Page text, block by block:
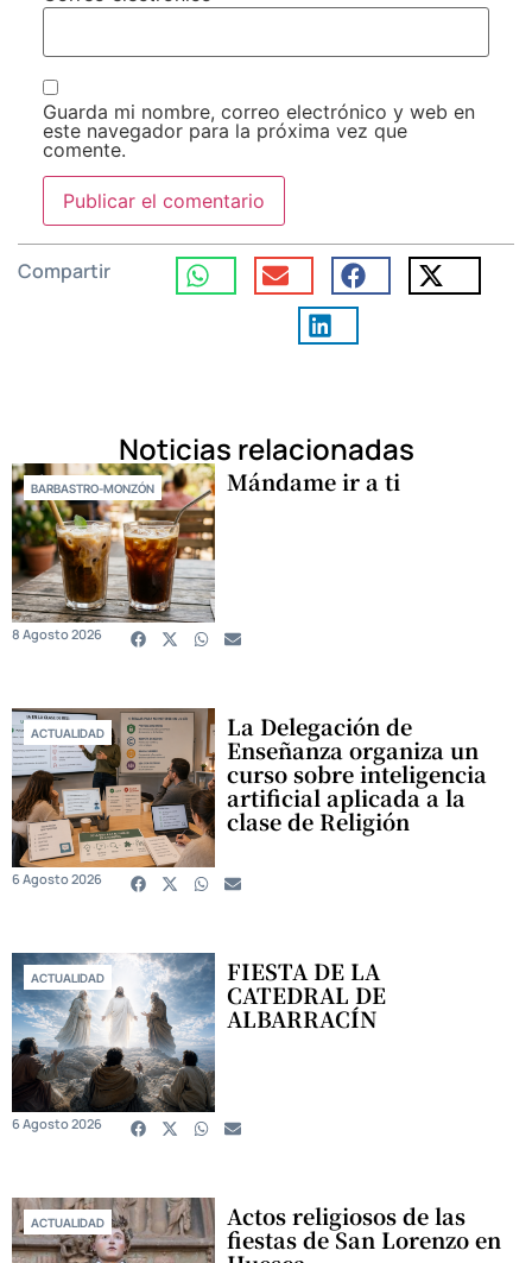
Guarda mi nombre, correo electrónico y web en
este navegador para la próxima vez que
comente.
Compartir
Noticias relacionadas
BARBASTRO-MONZÓN Mándame ir a ti
8 Agosto 2026
ACTUALIDAD La Delegación de
Enseñanza organiza un
curso sobre inteligencia
artificial aplicada a la
clase de Religión
6 Agosto 2026
ACTUALIDAD FIESTA DE LA
CATEDRAL DE
ALBARRACÍN
6 Agosto 2026
ACTUALIDAD Actos religiosos de las
fiestas de San Lorenzo en